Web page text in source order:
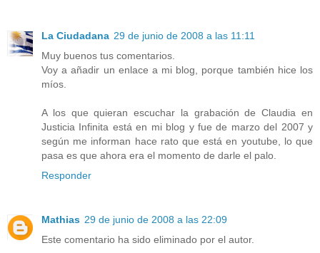
La Ciudadana 29 de junio de 2008 a las 11:11
Muy buenos tus comentarios.
Voy a añadir un enlace a mi blog, porque también hice los
míos.
A los que quieran escuchar la grabación de Claudia en
Justicia Infinita está en mi blog y fue de marzo del 2007 y
según me informan hace rato que está en youtube, lo que
pasa es que ahora era el momento de darle el palo.
Responder
Mathias 29 de junio de 2008 a las 22:09
Este comentario ha sido eliminado por el autor.